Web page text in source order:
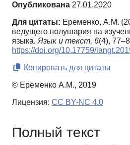
Опубликована 27.01.2020
Для цитаты: Еременко, А.М.
ведущего полушария на
языка. Язык и текст, 6(4),
https://doi.org/10.17759/
Копировать для цитаты
© Еременко А.М., 2019
Лицензия: CC BY-NC 4.0
Полный текст